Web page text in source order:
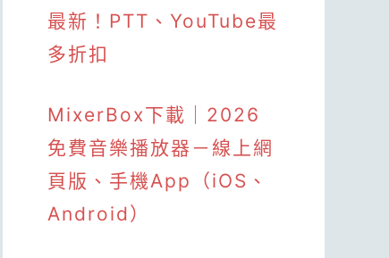
最新！PTT、YouTube最
多折扣
MixerBox下載｜2026
免費音樂播放器－線上網
頁版、手機App（iOS、
Android）